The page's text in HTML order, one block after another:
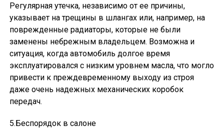
Регулярная утечка, независимо от ее причины,
указывает на трещины в шлангах или, например, на
поврежденные радиаторы, которые не были
заменены небрежным владельцем. Возможна и
ситуация, когда автомобиль долгое время
эксплуатировался с низким уровнем масла, что могло
привести к преждевременному выходу из строя
даже очень надежных механических коробок
передач.
5.Беспорядок в салоне